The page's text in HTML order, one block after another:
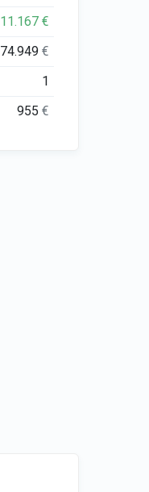
11.167€
74.949€
1
955€